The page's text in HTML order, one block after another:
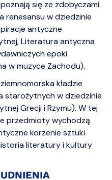
się ze zdobyczami
renesansu w dziedzinie
antyczne
Literatura antyczna
epoki
w muzyce Zachodu).
kładzie
starożytnych w dziedzinie
Grecji i Rzymu). W tej
przedmioty wychodzą
korzenie sztuki
literatury i kultury